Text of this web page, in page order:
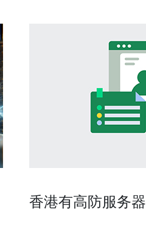
香港有高防服务器